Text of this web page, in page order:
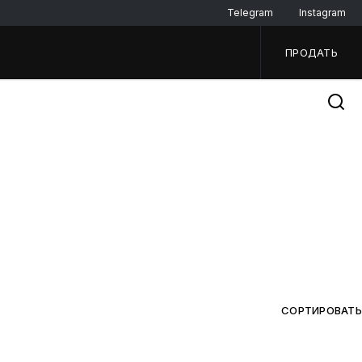
Telegram Instagram
ПРОДАТЬ
СОРТИРОВАТЬ